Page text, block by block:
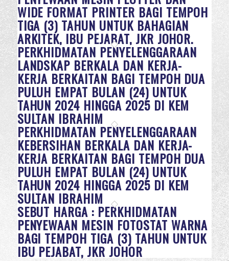
WIDE FORMAT PRINTER BAGI TEMPOH
TIGA (3) TAHUN UNTUK BAHAGIAN
ARKITEK, IBU PEJABAT, JKR JOHOR.
PERKHIDMATAN PENYELENGGARAAN
LANDSKAP BERKALA DAN KERJA-
KERJA BERKAITAN BAGI TEMPOH DUA
PULUH EMPAT BULAN (24) UNTUK
TAHUN 2024 HINGGA 2025 DI KEM
SULTAN IBRAHIM
PERKHIDMATAN PENYELENGGARAAN
KEBERSIHAN BERKALA DAN KERJA-
KERJA BERKAITAN BAGI TEMPOH DUA
PULUH EMPAT BULAN (24) UNTUK
TAHUN 2024 HINGGA 2025 DI KEM
SULTAN IBRAHIM
SEBUT HARGA : PERKHIDMATAN
PENYEWAAN MESIN FOTOSTAT WARNA
BAGI TEMPOH TIGA (3) TAHUN UNTUK
IBU PEJABAT, JKR JOHOR